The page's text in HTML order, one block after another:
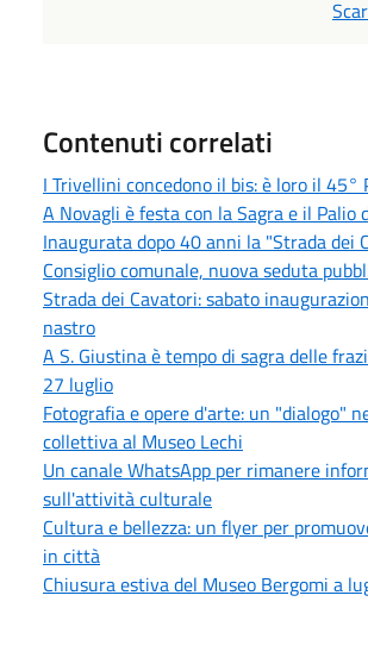
Contenuti correlati
I Trivellini concedono il bis: è loro il 45°
A Novagli è festa con la Sagra e il Palio
Inaugurata dopo 40 anni la "Strada dei
Consiglio comunale, nuova seduta
Strada dei Cavatori: sabato
nastro
A S. Giustina è tempo di sagra delle
27 luglio
Fotografia e opere d'arte: un "dialogo"
collettiva al Museo Lechi
Un canale WhatsApp per rimanere
sull'attività culturale
Cultura e bellezza: un flyer per
in città
Chiusura estiva del Museo Bergomi a